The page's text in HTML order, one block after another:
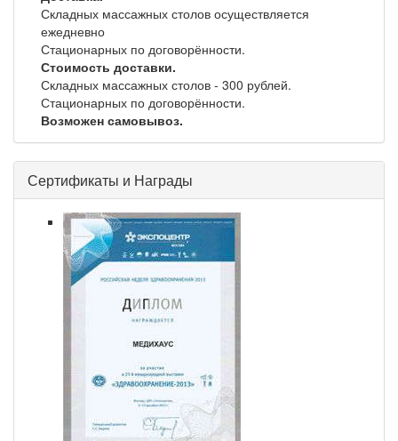
Складных массажных столов осуществляется
ежедневно
Стационарных по договорённости.
Стоимость доставки.
Складных массажных столов - 300 рублей.
Стационарных по договорённости.
Возможен самовывоз.
Сертификаты и Награды